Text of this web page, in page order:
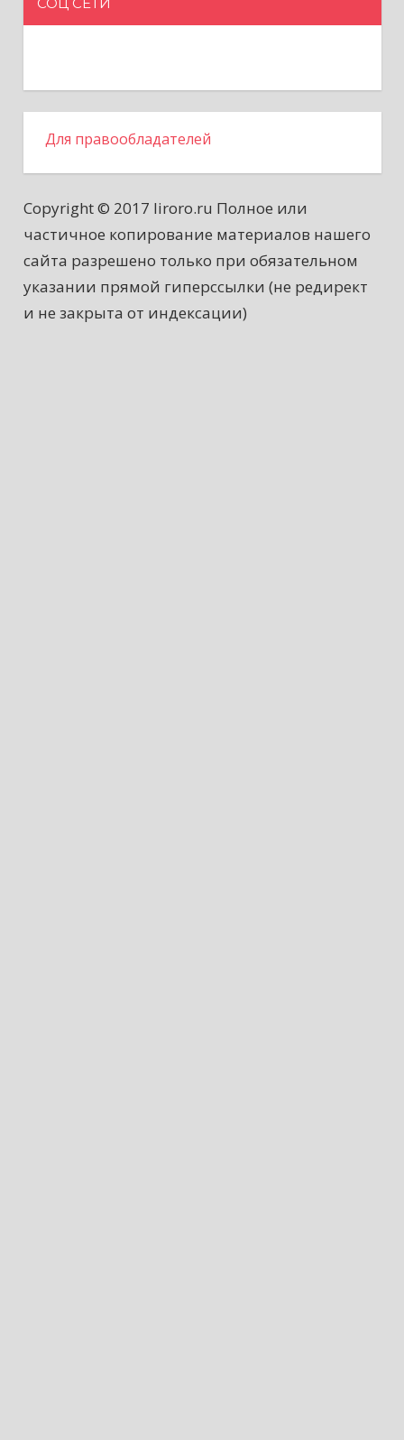
Для правообладателей
Copyright © 2017 liroro.ru Полное или
частичное копирование материалов нашего
сайта разрешено только при обязательном
указании прямой гиперссылки (не редирект
и не закрыта от индексации)